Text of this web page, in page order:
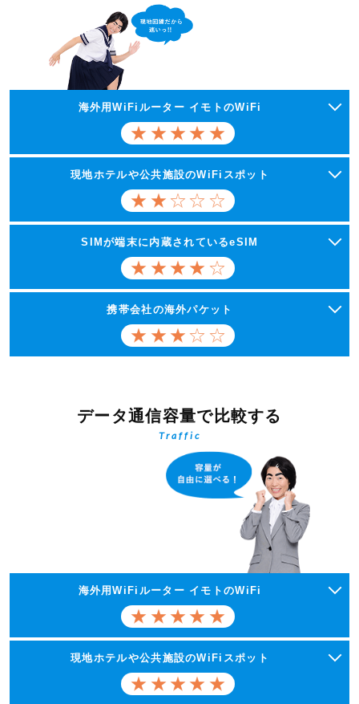
海外用WiFiルーター イモトのWiFi
現地ホテルや公共施設のWiFiスポット
SIMが端末に内蔵されているeSIM
携帯会社の海外パケット
データ通信容量で比較する
Traffic
海外用WiFiルーター イモトのWiFi
現地ホテルや公共施設のWiFiスポット